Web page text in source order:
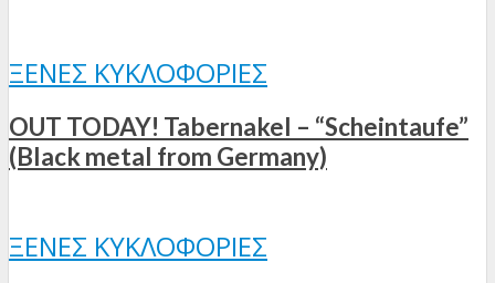
ΞΈΝΕΣ ΚΥΚΛΟΦΟΡΊΕΣ
OUT TODAY! Tabernakel – “Scheintaufe”
(Black metal from Germany)
ΞΈΝΕΣ ΚΥΚΛΟΦΟΡΊΕΣ